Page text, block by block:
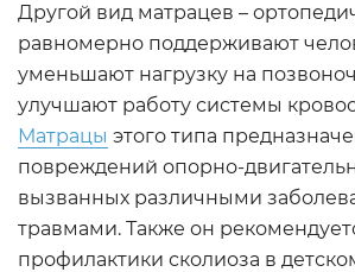
Другой вид матрацев –
равномерно поддерживают
уменьшают нагрузку на
улучшают работу системы
Матрацы этого типа
повреждений опорно-
вызванных различными
травмами. Также он
профилактики сколиоза в